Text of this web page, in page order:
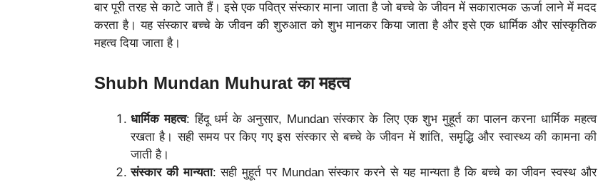
बार पूरी तरह से काटे जाते हैं। इसे एक पवित्र संस्कार माना जाता है जो बच्चे के जीवन में सकारात्मक ऊर्जा लाने में मदद
करता है। यह संस्कार बच्चे के जीवन की शुरुआत को शुभ मानकर किया जाता है और इसे एक धार्मिक और सांस्कृतिक
महत्व दिया जाता है।
Shubh Mundan Muhurat का महत्व
धार्मिक महत्व: हिंदू धर्म के अनुसार, Mundan संस्कार के लिए एक शुभ मुहूर्त का पालन करना धार्मिक महत्व
रखता है। सही समय पर किए गए इस संस्कार से बच्चे के जीवन में शांति, समृद्धि और स्वास्थ्य की कामना की
जाती है।
संस्कार की मान्यता: सही मुहूर्त पर Mundan संस्कार करने से यह मान्यता है कि बच्चे का जीवन स्वस्थ और